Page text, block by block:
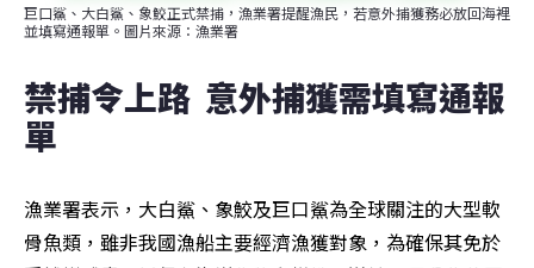
巨口鯊、大白鯊、象鮫正式禁捕，漁業署提醒漁民，若意外捕獲務必放回海裡
並填寫通報單。圖片來源：漁業署
禁捕令上路  意外捕獲需填寫通報
單
漁業署表示，大白鯊、象鮫及巨口鯊為全球關注的大型軟
骨魚類，雖非我國漁船主要經濟漁獲對象，為確保其免於